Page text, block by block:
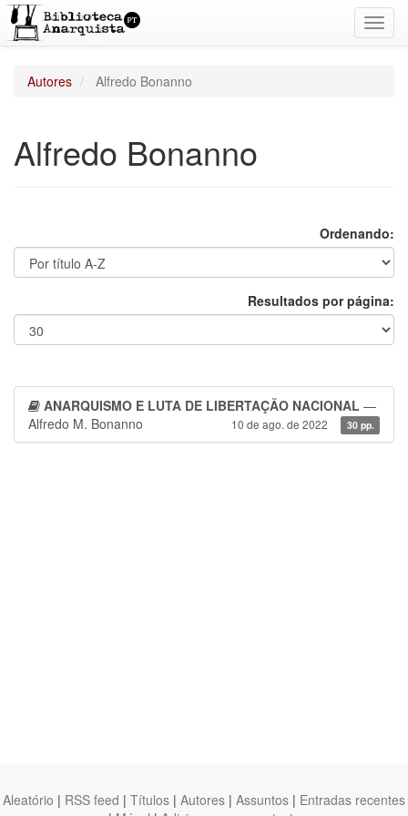
Autores Alfredo Bonanno
Alfredo Bonanno
Ordenando:
Resultados por página:
ANARQUISMO E LUTA DE LIBERTAÇÃO NACIONAL —
Alfredo M. Bonanno
10 de ago. de 2022 30 pp.
Aleatório | RSS feed | Títulos | Autores | Assuntos | Entradas recentes